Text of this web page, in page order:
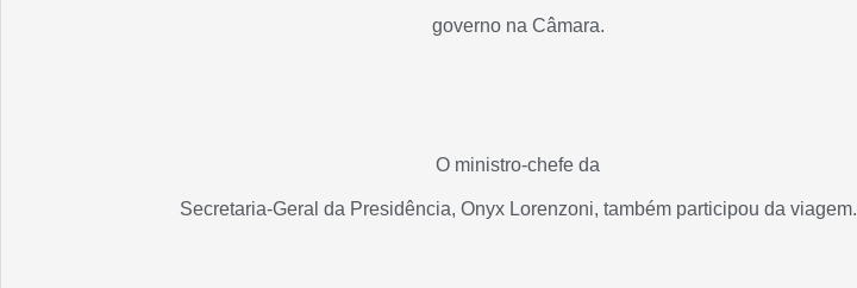
governo na Câmara.
O ministro-chefe da
Secretaria-Geral da Presidência, Onyx Lorenzoni, também participou da viagem.